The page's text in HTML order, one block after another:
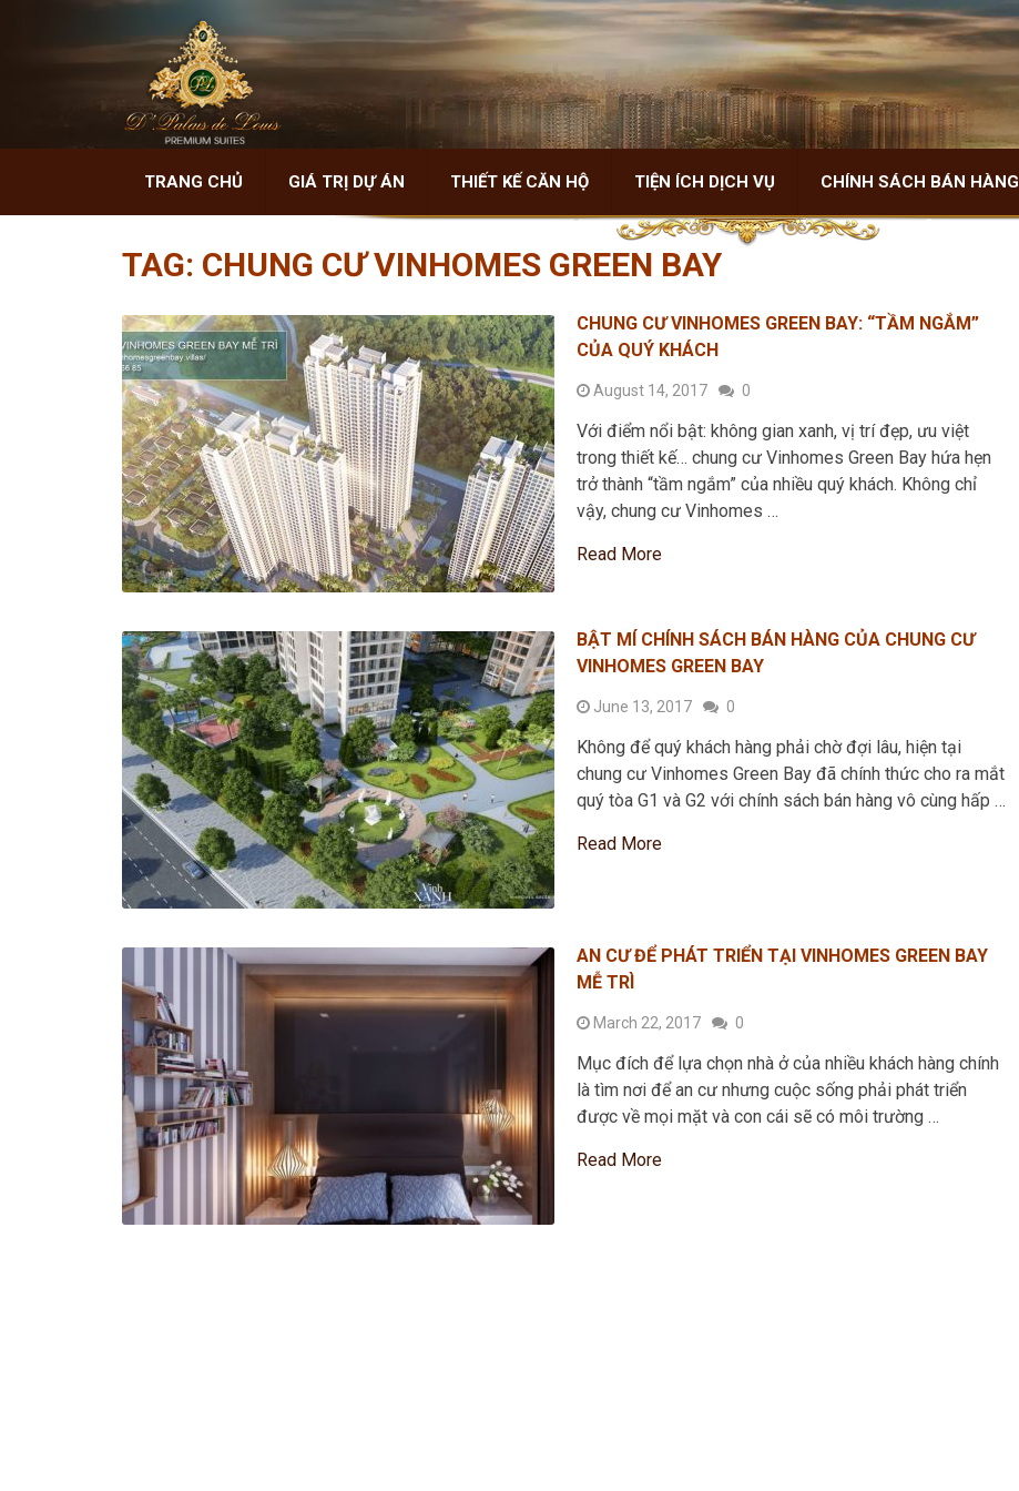
TRANG CHỦ GIÁ TRỊ DỰ ÁN THIẾT KẾ CĂN HỘ TIỆN ÍCH DỊCH VỤ CHÍNH SÁCH BÁN HÀNG
TAG: CHUNG CƯ VINHOMES GREEN BAY
CHUNG CƯ VINHOMES GREEN BAY: “TẦM NGẮM”
CỦA QUÝ KHÁCH
August 14, 2017 0
Với điểm nổi bật: không gian xanh, vị trí đẹp, ưu việt
trong thiết kế… chung cư Vinhomes Green Bay hứa hẹn
trở thành “tầm ngắm” của nhiều quý khách. Không chỉ
vậy, chung cư Vinhomes …
Read More
BẬT MÍ CHÍNH SÁCH BÁN HÀNG CỦA CHUNG CƯ
VINHOMES GREEN BAY
June 13, 2017 0
Không để quý khách hàng phải chờ đợi lâu, hiện tại
chung cư Vinhomes Green Bay đã chính thức cho ra mắt
quý tòa G1 và G2 với chính sách bán hàng vô cùng hấp …
Read More
AN CƯ ĐỂ PHÁT TRIỂN TẠI VINHOMES GREEN BAY
MỄ TRÌ
March 22, 2017 0
Mục đích để lựa chọn nhà ở của nhiều khách hàng chính
là tìm nơi để an cư nhưng cuộc sống phải phát triển
được về mọi mặt và con cái sẽ có môi trường …
Read More